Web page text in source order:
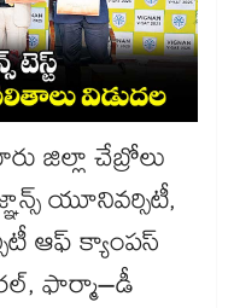
జిల్లా చేబ్రోలు
యూనివర్సిటీ,
ఆఫ్ క్యాంపస్
ఫార్మా–డీ